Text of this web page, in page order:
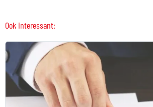
Ook interessant: